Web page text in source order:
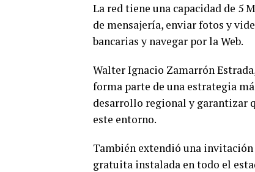
La red tiene una capacidad de 5
de mensajería, enviar fotos y
bancarias y navegar por la Web.
Walter Ignacio Zamarrón
forma parte de una estrategia
desarrollo regional y garantizar
este entorno.
También extendió una
gratuita instalada en todo el